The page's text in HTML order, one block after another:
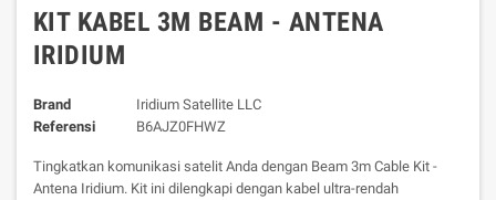
KIT KABEL 3M BEAM - ANTENA
IRIDIUM
Brand
Iridium Satellite LLC
Referensi
B6AJZ0FHWZ
Tingkatkan komunikasi satelit Anda dengan Beam 3m Cable Kit -
Antena Iridium. Kit ini dilengkapi dengan kabel ultra-rendah